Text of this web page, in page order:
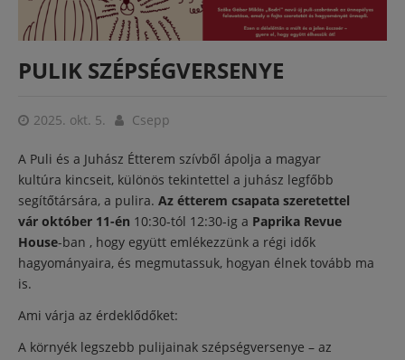
PULIK SZÉPSÉGVERSENYE
2025. okt. 5. Csepp
A Puli és a Juhász Étterem szívből ápolja a magyar
kultúra kincseit, különös tekintettel a juhász legfőbb
segítőtársára, a pulira. Az étterem csapata szeretettel
vár október 11-én 10:30-tól 12:30-ig a Paprika Revue
House-ban , hogy együtt emlékezzünk a régi idők
hagyományaira, és megmutassuk, hogyan élnek tovább ma
is.
Ami várja az érdeklődőket:
A környék legszebb pulijainak szépségversenye – az